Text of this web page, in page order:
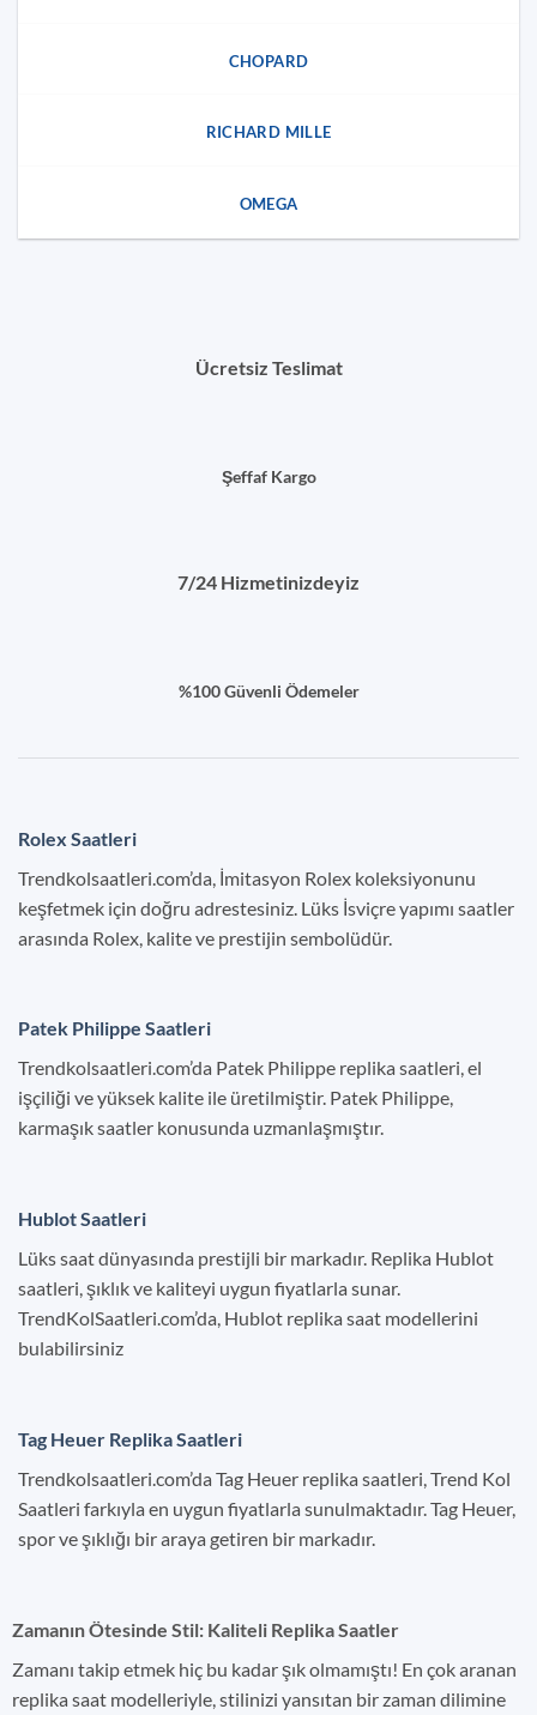
CHOPARD
RICHARD MILLE
OMEGA
Ücretsiz Teslimat
Şeffaf Kargo
7/24 Hizmetinizdeyiz
%100 Güvenli Ödemeler
Rolex Saatleri
Trendkolsaatleri.com’da, İmitasyon Rolex koleksiyonunu
keşfetmek için doğru adrestesiniz. Lüks İsviçre yapımı saatler
arasında Rolex, kalite ve prestijin sembolüdür.
Patek Philippe Saatleri
Trendkolsaatleri.com’da Patek Philippe replika saatleri, el
işçiliği ve yüksek kalite ile üretilmiştir. Patek Philippe,
karmaşık saatler konusunda uzmanlaşmıştır.
Hublot Saatleri
Lüks saat dünyasında prestijli bir markadır. Replika Hublot
saatleri, şıklık ve kaliteyi uygun fiyatlarla sunar.
TrendKolSaatleri.com’da, Hublot replika saat modellerini
bulabilirsiniz
Tag Heuer Replika Saatleri
Trendkolsaatleri.com’da Tag Heuer replika saatleri, Trend Kol
Saatleri farkıyla en uygun fiyatlarla sunulmaktadır. Tag Heuer,
spor ve şıklığı bir araya getiren bir markadır.
Zamanın Ötesinde Stil: Kaliteli Replika Saatler
Zamanı takip etmek hiç bu kadar şık olmamıştı! En çok aranan
replika saat modelleriyle, stilinizi yansıtan bir zaman dilimine